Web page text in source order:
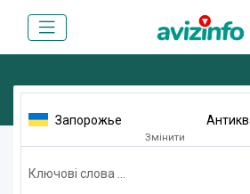
Запорожье
Змінити